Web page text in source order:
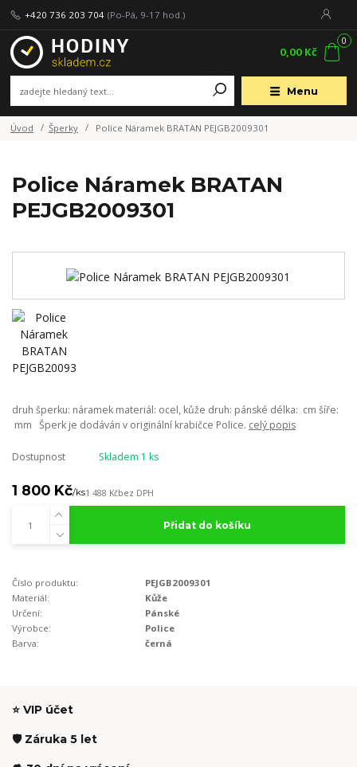
Menu
+420 736 203 704 (Po-Pá, 9-17 hod.)
0
0,00 Kč
Úvod Šperky Police Náramek BRATAN PEJGB2009301
Police Náramek BRATAN
PEJGB2009301
druh šperku: náramek materiál: ocel, kůže druh: pánské délka: cm šíře:
mm Šperk je dodáván v originální krabičce Police. celý popis
Dostupnost Skladem 1 ks
1 800 Kč/ks1 488 Kčbez DPH
Přidat do košíku
Číslo produktu:
PEJGB2009301
Materiál:
Kůže
Určení:
Pánské
Výrobce:
Police
Barva:
černá
⭐ VIP účet
🛡️ Záruka 5 let